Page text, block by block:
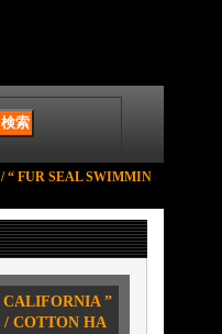
“ FUR SEAL SWIMMIN
CALIFORNIA ”
/ COTTON HA